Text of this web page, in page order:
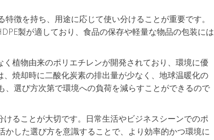
徴を持ち、用途に応じて使い分けることが重要です。
製が適しており、食品の保存や軽量な物品の包装には
植物由来のポリエチレンが開発されており、環境に優
焼却時に二酸化炭素の排出量が少なく、地球温暖化の
選び方次第で環境への負荷を減らすことができるので
ることが大切です。日常生活やビジネスシーンでのポ
かした選び方を意識することで、より効率的かつ環境に